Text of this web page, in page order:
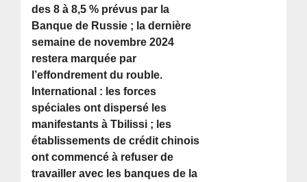
des 8 à 8,5 % prévus par la
Banque de Russie ; la dernière
semaine de novembre 2024
restera marquée par
l’effondrement du rouble.
International : les forces
spéciales ont dispersé les
manifestants à Tbilissi ; les
établissements de crédit chinois
ont commencé à refuser de
travailler avec les banques de la